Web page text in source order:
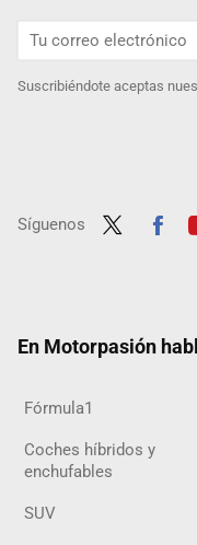
Suscribiéndote aceptas
Síguenos
En Motorpasión
Fórmula1
Coches híbridos y
enchufables
SUV